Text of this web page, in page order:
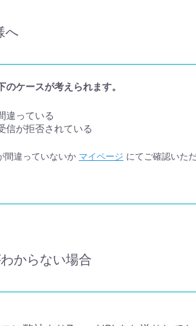
へ
ケースが考えられます。
違っている
信が拒否されている
間違っていないか マイページ にてご確認いた
からない場合